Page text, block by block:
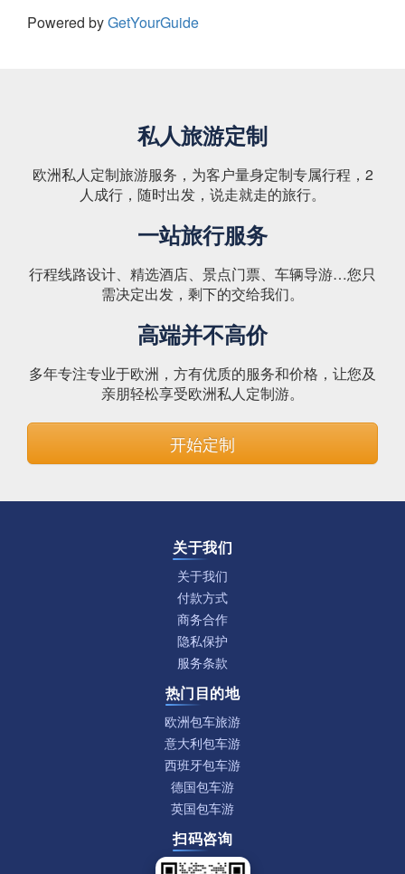
Powered byGetYourGuide
私人旅游定制
欧洲私人定制旅游服务，为客户量身定制专属行程，2
人成行，随时出发，说走就走的旅行。
一站旅行服务
行程线路设计、精选酒店、景点门票、车辆导游…您只
需决定出发，剩下的交给我们。
高端并不高价
多年专注专业于欧洲，方有优质的服务和价格，让您及
亲朋轻松享受欧洲私人定制游。
开始定制
关于我们
关于我们
付款方式
商务合作
隐私保护
服务条款
热门目的地
欧洲包车旅游
意大利包车游
西班牙包车游
德国包车游
英国包车游
扫码咨询